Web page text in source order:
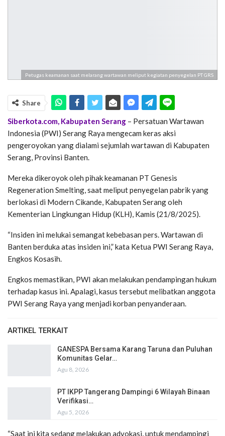
Petugas keamanan saat melarang wartawan meliput kegiatan penyegelan PT GRS
Share
Siberkota.com, Kabupaten Serang – Persatuan Wartawan
Indonesia (PWI) Serang Raya mengecam keras aksi
pengeroyokan yang dialami sejumlah wartawan di Kabupaten
Serang, Provinsi Banten.
Mereka dikeroyok oleh pihak keamanan PT Genesis
Regeneration Smelting, saat meliput penyegelan pabrik yang
berlokasi di Modern Cikande, Kabupaten Serang oleh
Kementerian Lingkungan Hidup (KLH), Kamis (21/8/2025).
“Insiden ini melukai semangat kebebasan pers. Wartawan di
Banten berduka atas insiden ini,” kata Ketua PWI Serang Raya,
Engkos Kosasih.
Engkos memastikan, PWI akan melakukan pendampingan hukum
terhadap kasus ini. Apalagi, kasus tersebut melibatkan anggota
PWI Serang Raya yang menjadi korban penyanderaan.
ARTIKEL TERKAIT
GANESPA Bersama Karang Taruna dan Puluhan
Komunitas Gelar…
Agu 8, 2026
PT IKPP Tangerang Dampingi 6 Wilayah Binaan
Verifikasi…
Agu 5, 2026
“Saat ini kita sedang melakukan advokasi, untuk mendampingi